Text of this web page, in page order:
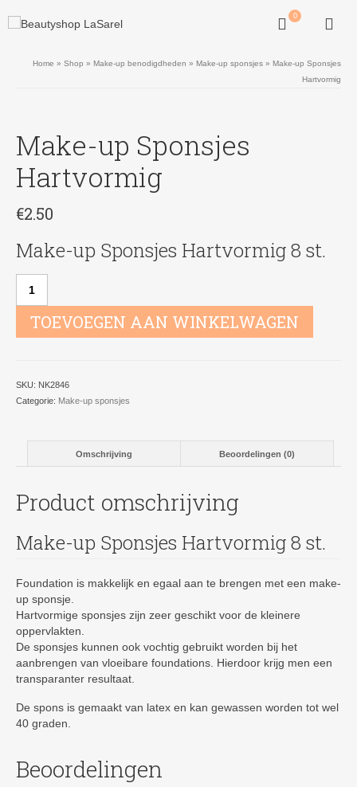
0
Home » Shop » Make-up benodigdheden » Make-up sponsjes » Make-up Sponsjes
Hartvormig
Make-up Sponsjes
Hartvormig
€2.50
Make-up Sponsjes Hartvormig 8 st.
up
Sponsjes
Hartvormig
TOEVOEGEN AAN WINKELWAGEN
SKU: NK2846
Categorie: Make-up sponsjes
Omschrijving Beoordelingen (0)
Product omschrijving
Make-up Sponsjes Hartvormig 8 st.
Foundation is makkelijk en egaal aan te brengen met een make-
up sponsje.
Hartvormige sponsjes zijn zeer geschikt voor de kleinere
oppervlakten.
De sponsjes kunnen ook vochtig gebruikt worden bij het
aanbrengen van vloeibare foundations. Hierdoor krijg men een
transparanter resultaat.
De spons is gemaakt van latex en kan gewassen worden tot wel
40 graden.
Beoordelingen